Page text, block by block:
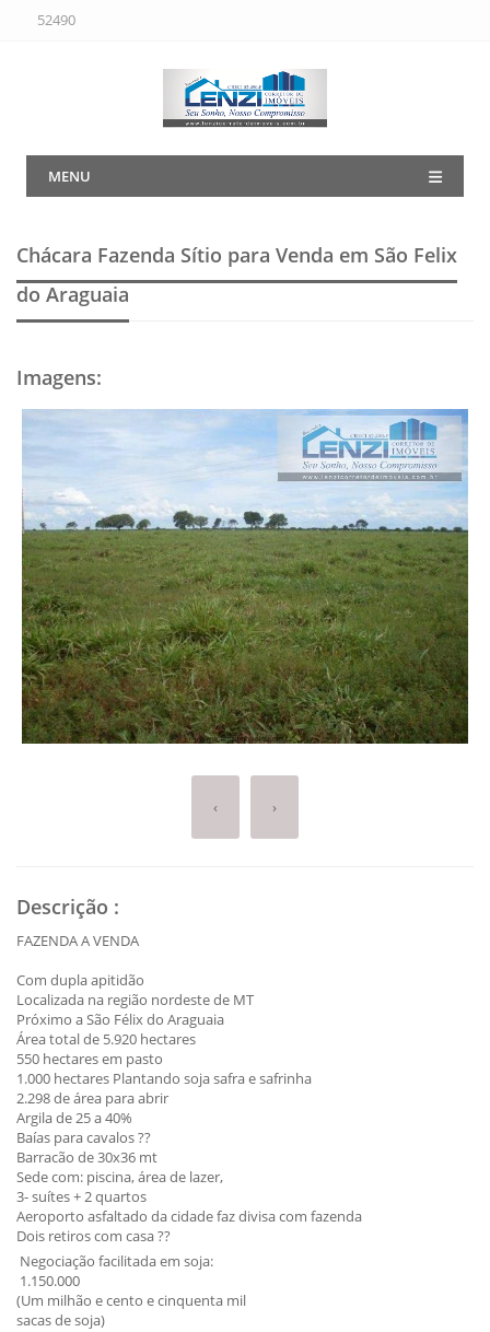
52490
MENU
Chácara Fazenda Sítio para Venda em São Felix
do Araguaia
Imagens:
‹ ›
Descrição :
FAZENDA A VENDA
Com dupla apitidão
Localizada na região nordeste de MT
Próximo a São Félix do Araguaia
Área total de 5.920 hectares
550 hectares em pasto
1.000 hectares Plantando soja safra e safrinha
2.298 de área para abrir
Argila de 25 a 40%
Baías para cavalos ??
Barracão de 30x36 mt
Sede com: piscina, área de lazer,
3- suítes + 2 quartos
Aeroporto asfaltado da cidade faz divisa com fazenda
Dois retiros com casa ??
Negociação facilitada em soja:
1.150.000
(Um milhão e cento e cinquenta mil
sacas de soja)